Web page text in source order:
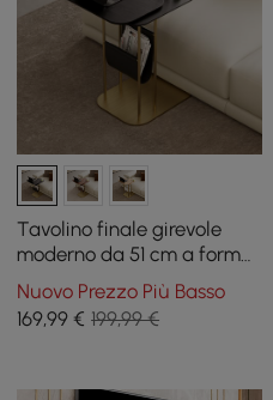
Tavolino finale girevole
moderno da 51 cm a forma
di C in nero e oro con
portariviste
Nuovo Prezzo Più Basso
169,99 € 199,99 €